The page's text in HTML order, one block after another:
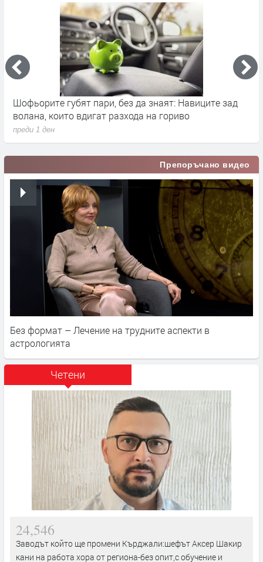
Шофьорите губят пари, без да знаят: Навиците зад
волана, които вдигат разхода на гориво
преди 1 ден
Препоръчано видео
Без формат – Лечение на трудните аспекти в
астрологията
Четени
24,546
Заводът който ще промени Кърджали:шефът Аксер Шакир
кани на работа хора от региона-без опит,с обучение и